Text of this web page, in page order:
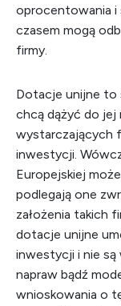
oprocentowania i
czasem mogą
firmy.
Dotacje unijne to
chcą dążyć do jej
wystarczających
inwestycji.
Europejskiej
podlegają one
założenia takich
dotacje unijne
inwestycji i nie są
napraw bądź
wnioskowania o